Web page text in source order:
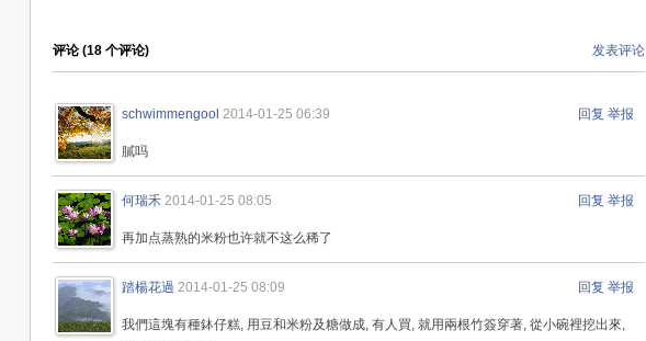
发表评论
评论 (18 个评论)
回复 举报
schwimmengool 2014-01-25 06:39
膩吗
回复 举报
何瑞禾 2014-01-25 08:05
再加点蒸熟的米粉也许就不这么稀了
回复 举报
踏楊花過 2014-01-25 08:09
我們這塊有種鉢仔糕, 用豆和米粉及糖做成, 有人買, 就用兩根竹簽穿著, 從小碗裡挖出來,